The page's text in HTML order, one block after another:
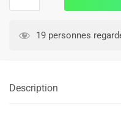
Juventus19 personnes
Description